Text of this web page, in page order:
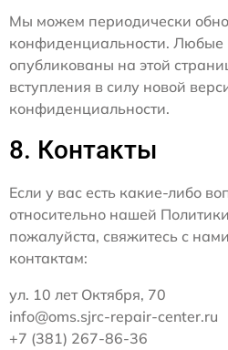
Мы можем периодически
конфиденциальности. Любые
опубликованы на этой
вступления в силу новой
конфиденциальности.
8. Контакты
Если у вас есть какие-либо
относительно нашей
пожалуйста, свяжитесь с
контактам:
ул. 10 лет Октября, 70
info@oms.sjrc-repair-center.ru
+7 (381) 267-86-36